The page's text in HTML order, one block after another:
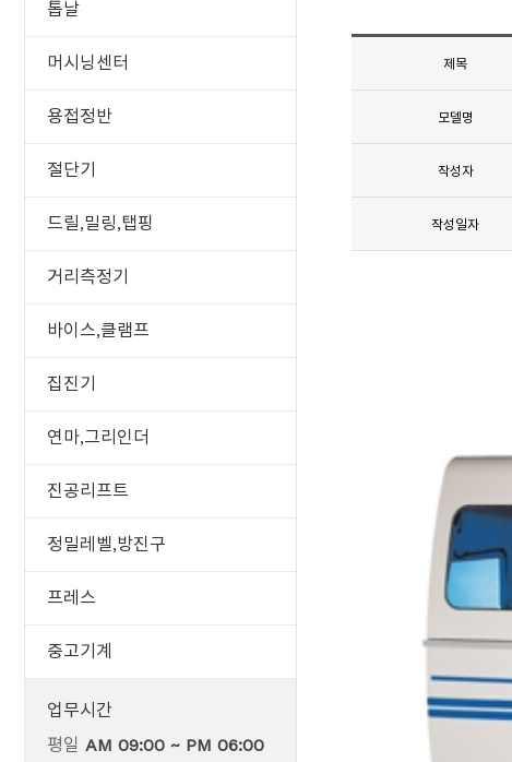
톱날
머시닝센터
용접정반
절단기
드릴,밀링,탭핑
거리측정기
바이스,클램프
집진기
연마,그리인더
진공리프트
정밀레벨,방진구
프레스
중고기계
업무시간
평일 AM 09:00 ~ PM 06:00
제목
모델명
작성자
작성일자